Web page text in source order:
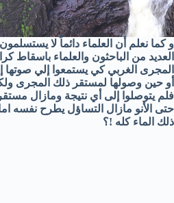
و كما نعلم أن العلماء دائماً لا
العديد من الباحثون والعلماء باسقاط
المجرى الغربي كي يستمعوا إلي صوتها
أو حين وصولها لمستقر ذلك المجرى
فلم يتوصلوا إلى أي نتيجة ومازال
حتى الأنو مازال التساؤل يطرح نفسه
ذلك الماء كله !؟